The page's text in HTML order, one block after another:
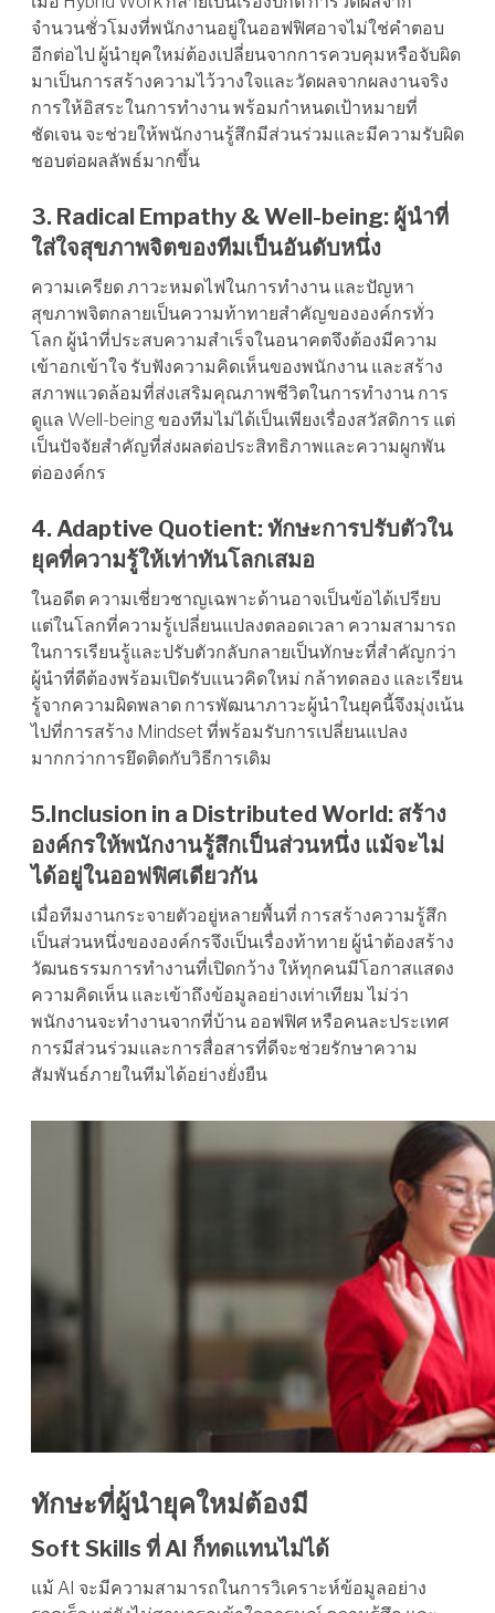
จำนวนชั่วโมงที่พนักงานอยู่ในออฟฟิศอาจไม่ใช่คำตอบ
อีกต่อไป ผู้นำยุคใหม่ต้องเปลี่ยนจากการควบคุมหรือจับผิด
มาเป็นการสร้างความไว้วางใจและวัดผลจากผลงานจริง
การให้อิสระในการทำงาน พร้อมกำหนดเป้าหมายที่
ชัดเจน จะช่วยให้พนักงานรู้สึกมีส่วนร่วมและมีความรับผิด
ชอบต่อผลลัพธ์มากขึ้น
3. Radical Empathy & Well-being: ผู้นำที่
ใส่ใจสุขภาพจิตของทีมเป็นอันดับหนึ่ง
ความเครียด ภาวะหมดไฟในการทำงาน และปัญหา
สุขภาพจิตกลายเป็นความท้าทายสำคัญขององค์กรทั่ว
โลก ผู้นำที่ประสบความสำเร็จในอนาคตจึงต้องมีความ
เข้าอกเข้าใจ รับฟังความคิดเห็นของพนักงาน และสร้าง
สภาพแวดล้อมที่ส่งเสริมคุณภาพชีวิตในการทำงาน การ
ดูแล Well-being ของทีมไม่ได้เป็นเพียงเรื่องสวัสดิการ แต่
เป็นปัจจัยสำคัญที่ส่งผลต่อประสิทธิภาพและความผูกพัน
ต่อองค์กร
4. Adaptive Quotient: ทักษะการปรับตัวใน
ยุคที่ความรู้ให้เท่าทันโลกเสมอ
ในอดีต ความเชี่ยวชาญเฉพาะด้านอาจเป็นข้อได้เปรียบ
แต่ในโลกที่ความรู้เปลี่ยนแปลงตลอดเวลา ความสามารถ
ในการเรียนรู้และปรับตัวกลับกลายเป็นทักษะที่สำคัญกว่า
ผู้นำที่ดีต้องพร้อมเปิดรับแนวคิดใหม่ กล้าทดลอง และเรียน
รู้จากความผิดพลาด การพัฒนาภาวะผู้นำในยุคนี้จึงมุ่งเน้น
ไปที่การสร้าง Mindset ที่พร้อมรับการเปลี่ยนแปลง
มากกว่าการยึดติดกับวิธีการเดิม
5.Inclusion in a Distributed World: สร้าง
องค์กรให้พนักงานรู้สึกเป็นส่วนหนึ่ง แม้จะไม่
ได้อยู่ในออฟฟิศเดียวกัน
เมื่อทีมงานกระจายตัวอยู่หลายพื้นที่ การสร้างความรู้สึก
เป็นส่วนหนึ่งขององค์กรจึงเป็นเรื่องท้าทาย ผู้นำต้องสร้าง
วัฒนธรรมการทำงานที่เปิดกว้าง ให้ทุกคนมีโอกาสแสดง
ความคิดเห็น และเข้าถึงข้อมูลอย่างเท่าเทียม ไม่ว่า
พนักงานจะทำงานจากที่บ้าน ออฟฟิศ หรือคนละประเทศ
การมีส่วนร่วมและการสื่อสารที่ดีจะช่วยรักษาความ
สัมพันธ์ภายในทีมได้อย่างยั่งยืน
ทักษะที่ผู้นำยุคใหม่ต้องมี
Soft Skills ที่ AI ก็ทดแทนไม่ได้
แม้ AI จะมีความสามารถในการวิเคราะห์ข้อมูลอย่าง